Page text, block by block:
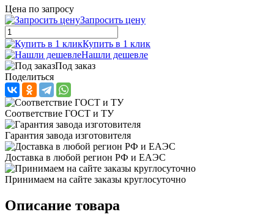
Цена по запросу
Запросить цену
Купить в 1 клик
Нашли дешевле
Под заказ
Поделиться
Соответствие ГОСТ и ТУ
Гарантия завода изготовителя
Доставка в любой регион РФ и ЕАЭС
Принимаем на сайте заказы круглосуточно
Описание товара